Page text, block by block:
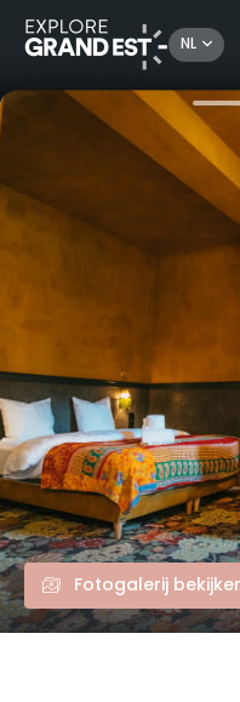
NL
Kijk je ogen uit in de Grand Est
Fotogalerij